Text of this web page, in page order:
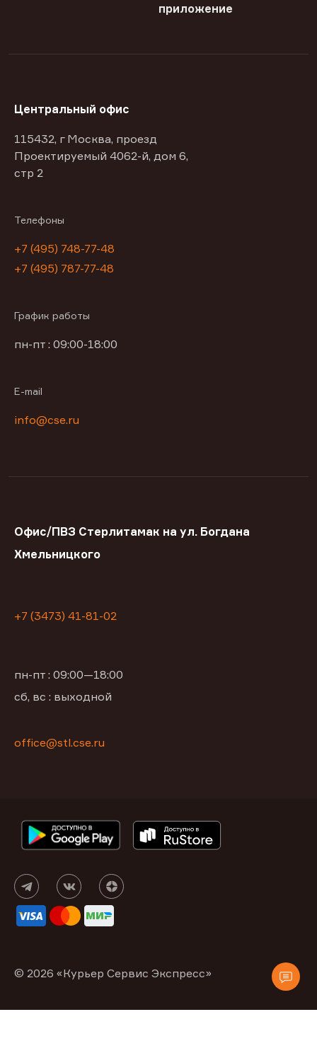
приложение
Центральный офис
115432, г Москва, проезд
Проектируемый 4062-й, дом 6,
стр 2
Телефоны
+7 (495) 748-77-48
+7 (495) 787-77-48
График работы
пн-пт : 09:00-18:00
E-mail
info@cse.ru
Офис/ПВЗ Стерлитамак на ул. Богдана
Хмельницкого
+7 (3473) 41-81-02
пн-пт : 09:00—18:00
сб, вс : выходной
office@stl.cse.ru
© 2026 «Курьер Сервис Экспресс»